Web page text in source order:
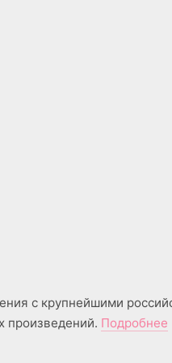
с крупнейшими
произведений. Подробнее